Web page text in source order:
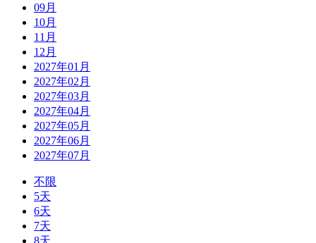
09月
10月
11月
12月
2027年01月
2027年02月
2027年03月
2027年04月
2027年05月
2027年06月
2027年07月
不限
5天
6天
7天
8天